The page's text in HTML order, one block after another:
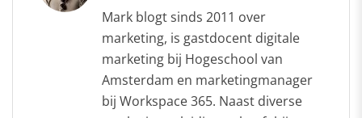
Mark blogt sinds 2011 over
marketing, is gastdocent digitale
marketing bij Hogeschool van
Amsterdam en marketingmanager
bij Workspace 365. Naast diverse